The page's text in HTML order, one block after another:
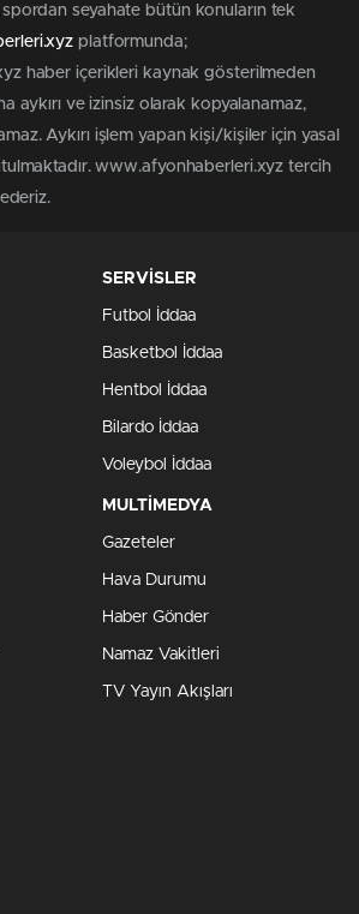
seyahate bütün konuların tek
platformunda;
haber içerikleri kaynak gösterilmeden
aykırı ve izinsiz olarak kopyalanamaz,
Aykırı işlem yapan kişi/kişiler için yasal
www.afyonhaberleri.xyz tercih
SERVİSLER
Futbol İddaa
Basketbol İddaa
Hentbol İddaa
Bilardo İddaa
Voleybol İddaa
MULTİMEDYA
Gazeteler
Hava Durumu
Haber Gönder
Namaz Vakitleri
TV Yayın Akışları